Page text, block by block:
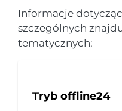
Informacje
szczególnych
tematycznych:
Tryb offline24